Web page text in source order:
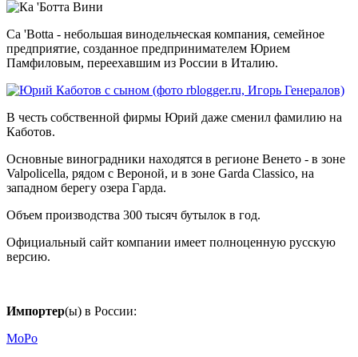
Ca 'Botta - небольшая винодельческая компания, семейное
предприятие, созданное предпринимателем Юрием
Памфиловым, переехавшим из России в Италию.
В честь собственной фирмы Юрий даже сменил фамилию на
Каботов.
Основные виноградники находятся в регионе Венето - в зоне
Valpolicella, рядом с Вероной, и в зоне Garda Classico, на
западном берегу озера Гарда.
Объем производства 300 тысяч бутылок в год.
Официальный сайт компании имеет полноценную русскую
версию.
Импортер(ы) в России:
МоРо